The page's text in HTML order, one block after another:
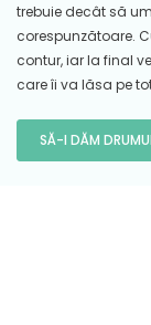
trebuie decât să
corespunzătoare.
contur, iar la final
care îi va lăsa pe
SĂ-I DĂM